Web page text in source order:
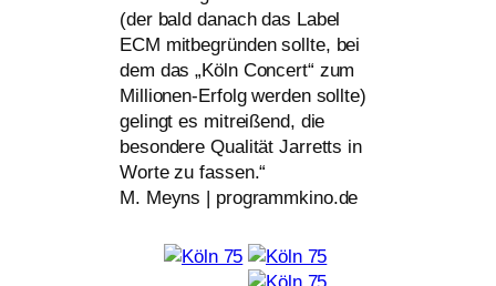
(der bald danach das Label
ECM mit­be­grün­den soll­te, bei
dem das „Köln Concert“ zum
Millionen-Erfolg wer­den soll­te)
gelingt es mit­rei­ßend, die
beson­de­re Qualität Jarretts in
Worte zu fas­sen.“
M. Meyns | programmkino.de